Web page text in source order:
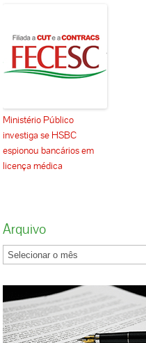
Ministério Público
investiga se HSBC
espionou bancários em
licença médica
Arquivo